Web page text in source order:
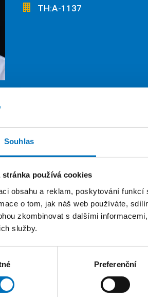
Souhlas
stránka používá cookies
obsahu a reklam, poskytování
o tom, jak náš web používáte,
zkombinovat s dalšími
služby.
Preferenční
TH:A-1137
zaměstnanec